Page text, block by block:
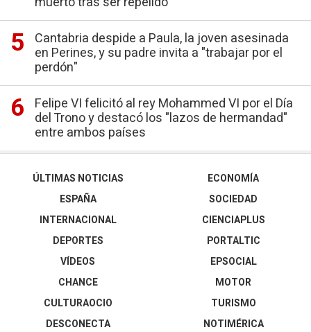
Cantabria despide a Paula, la joven asesinada
en Perines, y su padre invita a "trabajar por el
perdón"
Felipe VI felicitó al rey Mohammed VI por el Día
del Trono y destacó los "lazos de hermandad"
entre ambos países
ÚLTIMAS NOTICIAS
ESPAÑA
INTERNACIONAL
DEPORTES
VÍDEOS
ECONOMÍA
SOCIEDAD
CIENCIAPLUS
PORTALTIC
EPSOCIAL
CHANCE
CULTURAOCIO
DESCONECTA
MOTOR
TURISMO
NOTIMÉRICA